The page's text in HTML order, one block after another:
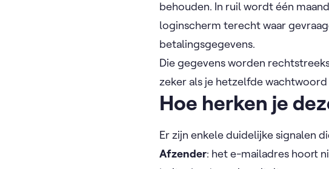
behouden. In ruil wordt één
loginscherm terecht waar
betalingsgegevens.
Die gegevens worden
zeker als je hetzelfde
Hoe herken je
Er zijn enkele duidelijke signalen
Afzender: het e-mailadres hoort